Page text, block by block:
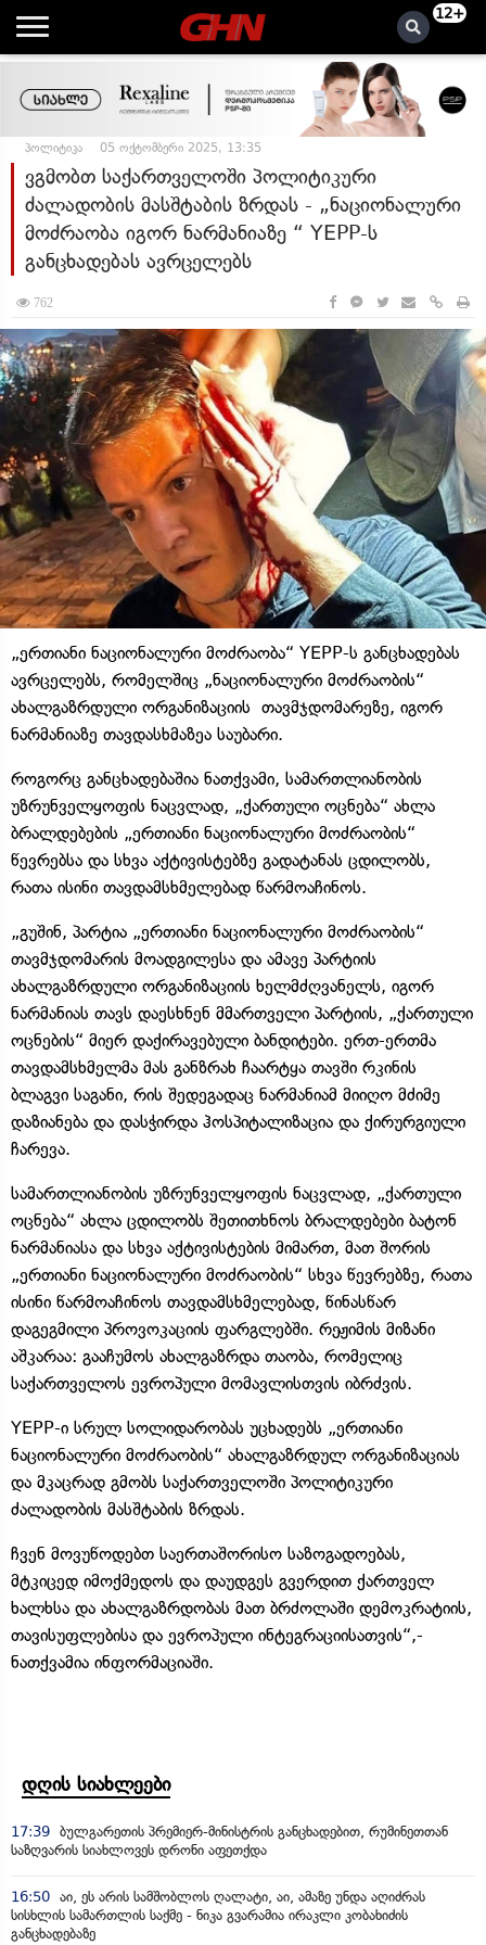
12+
პოლიტიკა 05 ოქტომბერი 2025, 13:35
ვგმობთ საქართველოში პოლიტიკური
ძალადობის მასშტაბის ზრდას - „ნაციონალური
მოძრაობა იგორ ნარმანიაზე “ YEPP-ს
განცხადებას ავრცელებს
762
„ერთიანი ნაციონალური მოძრაობა“ YEPP-ს განცხადებას
ავრცელებს, რომელშიც „ნაციონალური მოძრაობის“
ახალგაზრდული ორგანიზაციის თავმჯდომარეზე, იგორ
ნარმანიაზე თავდასხმაზეა საუბარი.
როგორც განცხადებაშია ნათქვამი, სამართლიანობის
უზრუნველყოფის ნაცვლად, „ქართული ოცნება“ ახლა
ბრალდებების „ერთიანი ნაციონალური მოძრაობის“
წევრებსა და სხვა აქტივისტებზე გადატანას ცდილობს,
რათა ისინი თავდამსხმელებად წარმოაჩინოს.
„გუშინ, პარტია „ერთიანი ნაციონალური მოძრაობის“
თავმჯდომარის მოადგილესა და ამავე პარტიის
ახალგაზრდული ორგანიზაციის ხელმძღვანელს, იგორ
ნარმანიას თავს დაესხნენ მმართველი პარტიის, „ქართული
ოცნების“ მიერ დაქირავებული ბანდიტები. ერთ-ერთმა
თავდამსხმელმა მას განზრახ ჩაარტყა თავში რკინის
ბლაგვი საგანი, რის შედეგადაც ნარმანიამ მიიღო მძიმე
დაზიანება და დასჭირდა ჰოსპიტალიზაცია და ქირურგიული
ჩარევა.
სამართლიანობის უზრუნველყოფის ნაცვლად, „ქართული
ოცნება“ ახლა ცდილობს შეთითხნოს ბრალდებები ბატონ
ნარმანიასა და სხვა აქტივისტების მიმართ, მათ შორის
„ერთიანი ნაციონალური მოძრაობის“ სხვა წევრებზე, რათა
ისინი წარმოაჩინოს თავდამსხმელებად, წინასწარ
დაგეგმილი პროვოკაციის ფარგლებში. რეჟიმის მიზანი
აშკარაა: გააჩუმოს ახალგაზრდა თაობა, რომელიც
საქართველოს ევროპული მომავლისთვის იბრძვის.
YEPP-ი სრულ სოლიდარობას უცხადებს „ერთიანი
ნაციონალური მოძრაობის“ ახალგაზრდულ ორგანიზაციას
და მკაცრად გმობს საქართველოში პოლიტიკური
ძალადობის მასშტაბის ზრდას.
ჩვენ მოვუწოდებთ საერთაშორისო საზოგადოებას,
მტკიცედ იმოქმედოს და დაუდგეს გვერდით ქართველ
ხალხსა და ახალგაზრდობას მათ ბრძოლაში დემოკრატიის,
თავისუფლებისა და ევროპული ინტეგრაციისათვის“,-
ნათქვამია ინფორმაციაში.
დღის სიახლეები
17:39 ბულგარეთის პრემიერ-მინისტრის განცხადებით, რუმინეთთან
საზღვარის სიახლოვეს დრონი აფეთქდა
16:50 აი, ეს არის სამშობლოს ღალატი, აი, ამაზე უნდა აღიძრას
სისხლის სამართლის საქმე - ნიკა გვარამია ირაკლი კობახიძის
განცხადებაზე